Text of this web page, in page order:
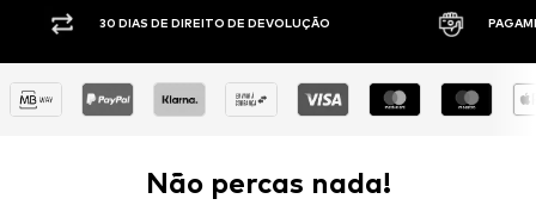
30 DIAS DE DIREITO DE DEVOLUÇÃO
Não percas nada!